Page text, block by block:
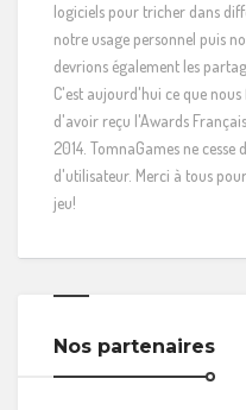
logiciels pour tricher dans
notre usage personnel puis
devrions également les
C'est aujourd'hui ce que
d'avoir reçu l'Awards
2014. TomnaGames ne
d'utilisateur. Merci à tous
jeu!
Nos partenaires